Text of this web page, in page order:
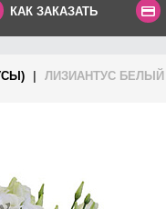
КАК ЗАКАЗАТЬ
ЛИЗИАНТУС БЕЛЫЙ